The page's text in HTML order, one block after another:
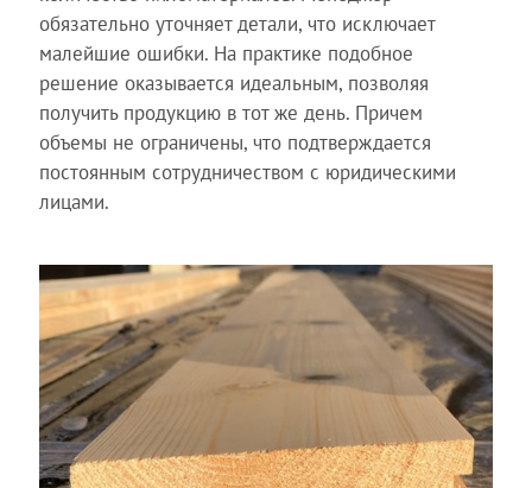
обязательно уточняет детали, что исключает
малейшие ошибки. На практике подобное
решение оказывается идеальным, позволяя
получить продукцию в тот же день. Причем
объемы не ограничены, что подтверждается
постоянным сотрудничеством с юридическими
лицами.